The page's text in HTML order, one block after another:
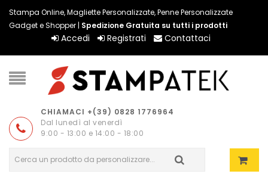
Stampa Online, Magliette Personalizzate, Penne Personalizzate
Gadget e Shopper | Spedizione Gratuita su tutti i prodotti
Accedi Registrati Contattaci
CHIAMACI +(39) 0828 1776964
Dal lunedì al venerdì
9:00 - 13:00 e 14:00 - 18:00